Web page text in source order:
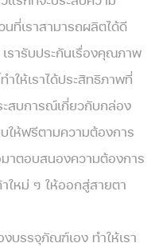
นที่เราสามารถผลิตได้ดี
รารับประกันเรื่องคุณภาพ
ำให้เราได้ประสิทธิภาพที่
สบการณ์เกี่ยวกับกล่อง
ให้ฟรีตามความต้องการ
าตอบสนองความต้องการ
ใหม่ ๆ ให้ออกสู่สายตา
บรรจุภัณฑ์เอง ทำให้เรา